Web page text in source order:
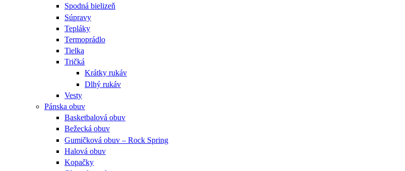
Spodná bielizeň
Súpravy
Tepláky
Termoprádlo
Tielka
Tričká
Krátky rukáv
Dlhý rukáv
Vesty
Pánska obuv
Basketbalová obuv
Bežecká obuv
Gumičková obuv – Rock Spring
Halová obuv
Kopačky